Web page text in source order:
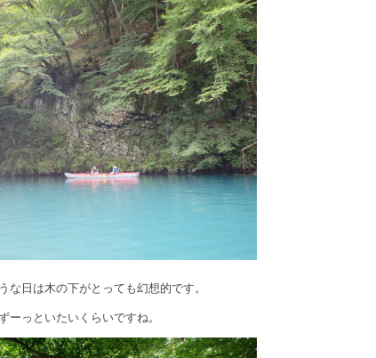
な日は木の下がとっても幻想的です。
ーっといたいくらいですね。